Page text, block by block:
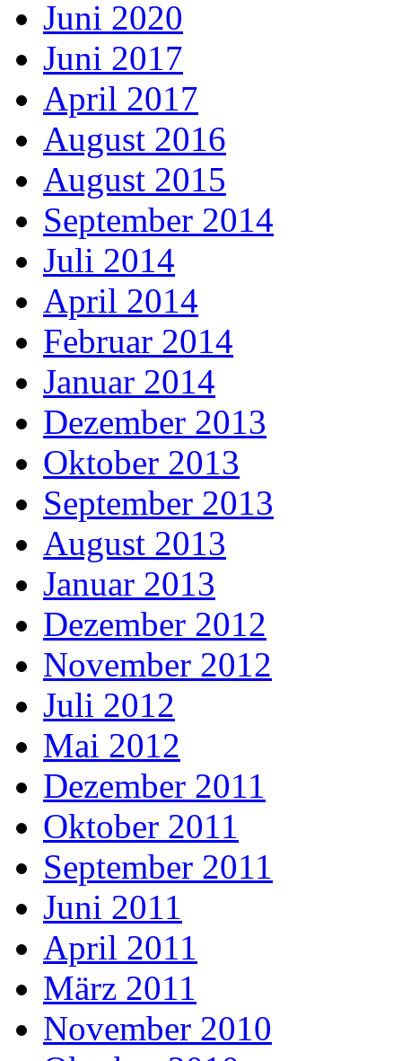
Juni 2020
Juni 2017
April 2017
August 2016
August 2015
September 2014
Juli 2014
April 2014
Februar 2014
Januar 2014
Dezember 2013
Oktober 2013
September 2013
August 2013
Januar 2013
Dezember 2012
November 2012
Juli 2012
Mai 2012
Dezember 2011
Oktober 2011
September 2011
Juni 2011
April 2011
März 2011
November 2010